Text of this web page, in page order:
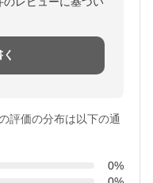
評価の分布は以下の通
0%